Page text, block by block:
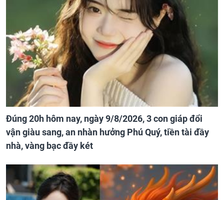
Đúng 20h hôm nay, ngày 9/8/2026, 3 con giáp đổi
vận giàu sang, an nhàn hưởng Phú Quý, tiền tài đầy
nhà, vàng bạc đầy két